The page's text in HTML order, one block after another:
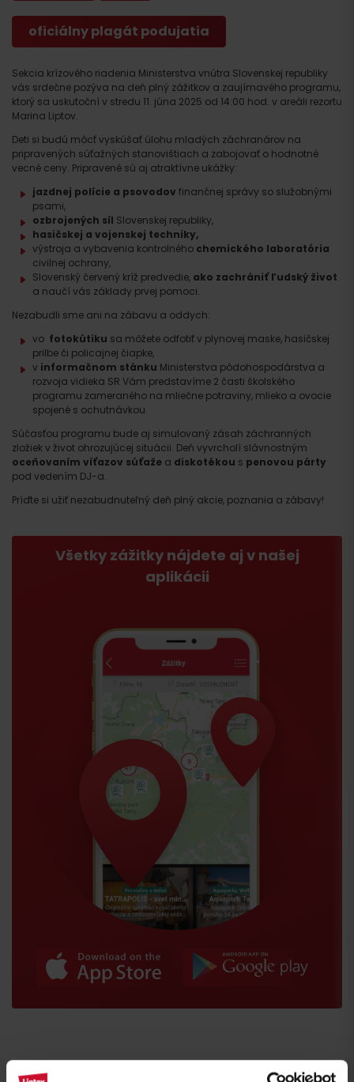
Sekcia krízového riadenia Ministerstva vnútra Slovenskej republiky
vás srdečne pozýva na deň plný zážitkov a zaujímavého programu,
ktorý sa uskutoční v stredu 11. júna 2025 od 14:00 hod. v areáli rezortu
Marina Liptov.
Deti si budú môcť vyskúšať úlohu mladých záchranárov na
pripravených súťažných stanovištiach a zabojovať o hodnotné
vecné ceny. Pripravené sú aj atraktívne ukážky:
jazdnej polície a psovodov finančnej správy so služobnými
psami,
ozbrojených síl Slovenskej republiky,
hasičskej a vojenskej techniky,
výstroja a vybavenia kontrolného chemického laboratória
civilnej ochrany,
Slovenský červený kríž predvedie, ako zachrániť ľudský život
a naučí vás základy prvej pomoci.
Nezabudli sme ani na zábavu a oddych:
vo fotokútiku sa môžete odfotiť v plynovej maske, hasičskej
prilbe či policajnej čiapke,
v informačnom stánku Ministerstva pôdohospodárstva a
rozvoja vidieka SR Vám predstavíme 2 časti školského
programu zameraného na mliečne potraviny, mlieko a ovocie
spojené s ochutnávkou.
Súčasťou programu bude aj simulovaný zásah záchranných
zložiek v život ohrozujúcej situácii. Deň vyvrcholí slávnostným
oceňovaním víťazov súťaže a diskotékou s penovou párty
pod vedením DJ-a.
Príďte si užiť nezabudnuteľný deň plný akcie, poznania a zábavy!
Všetky zážitky nájdete aj v našej
aplikácii
oficiálny plagát podujatia